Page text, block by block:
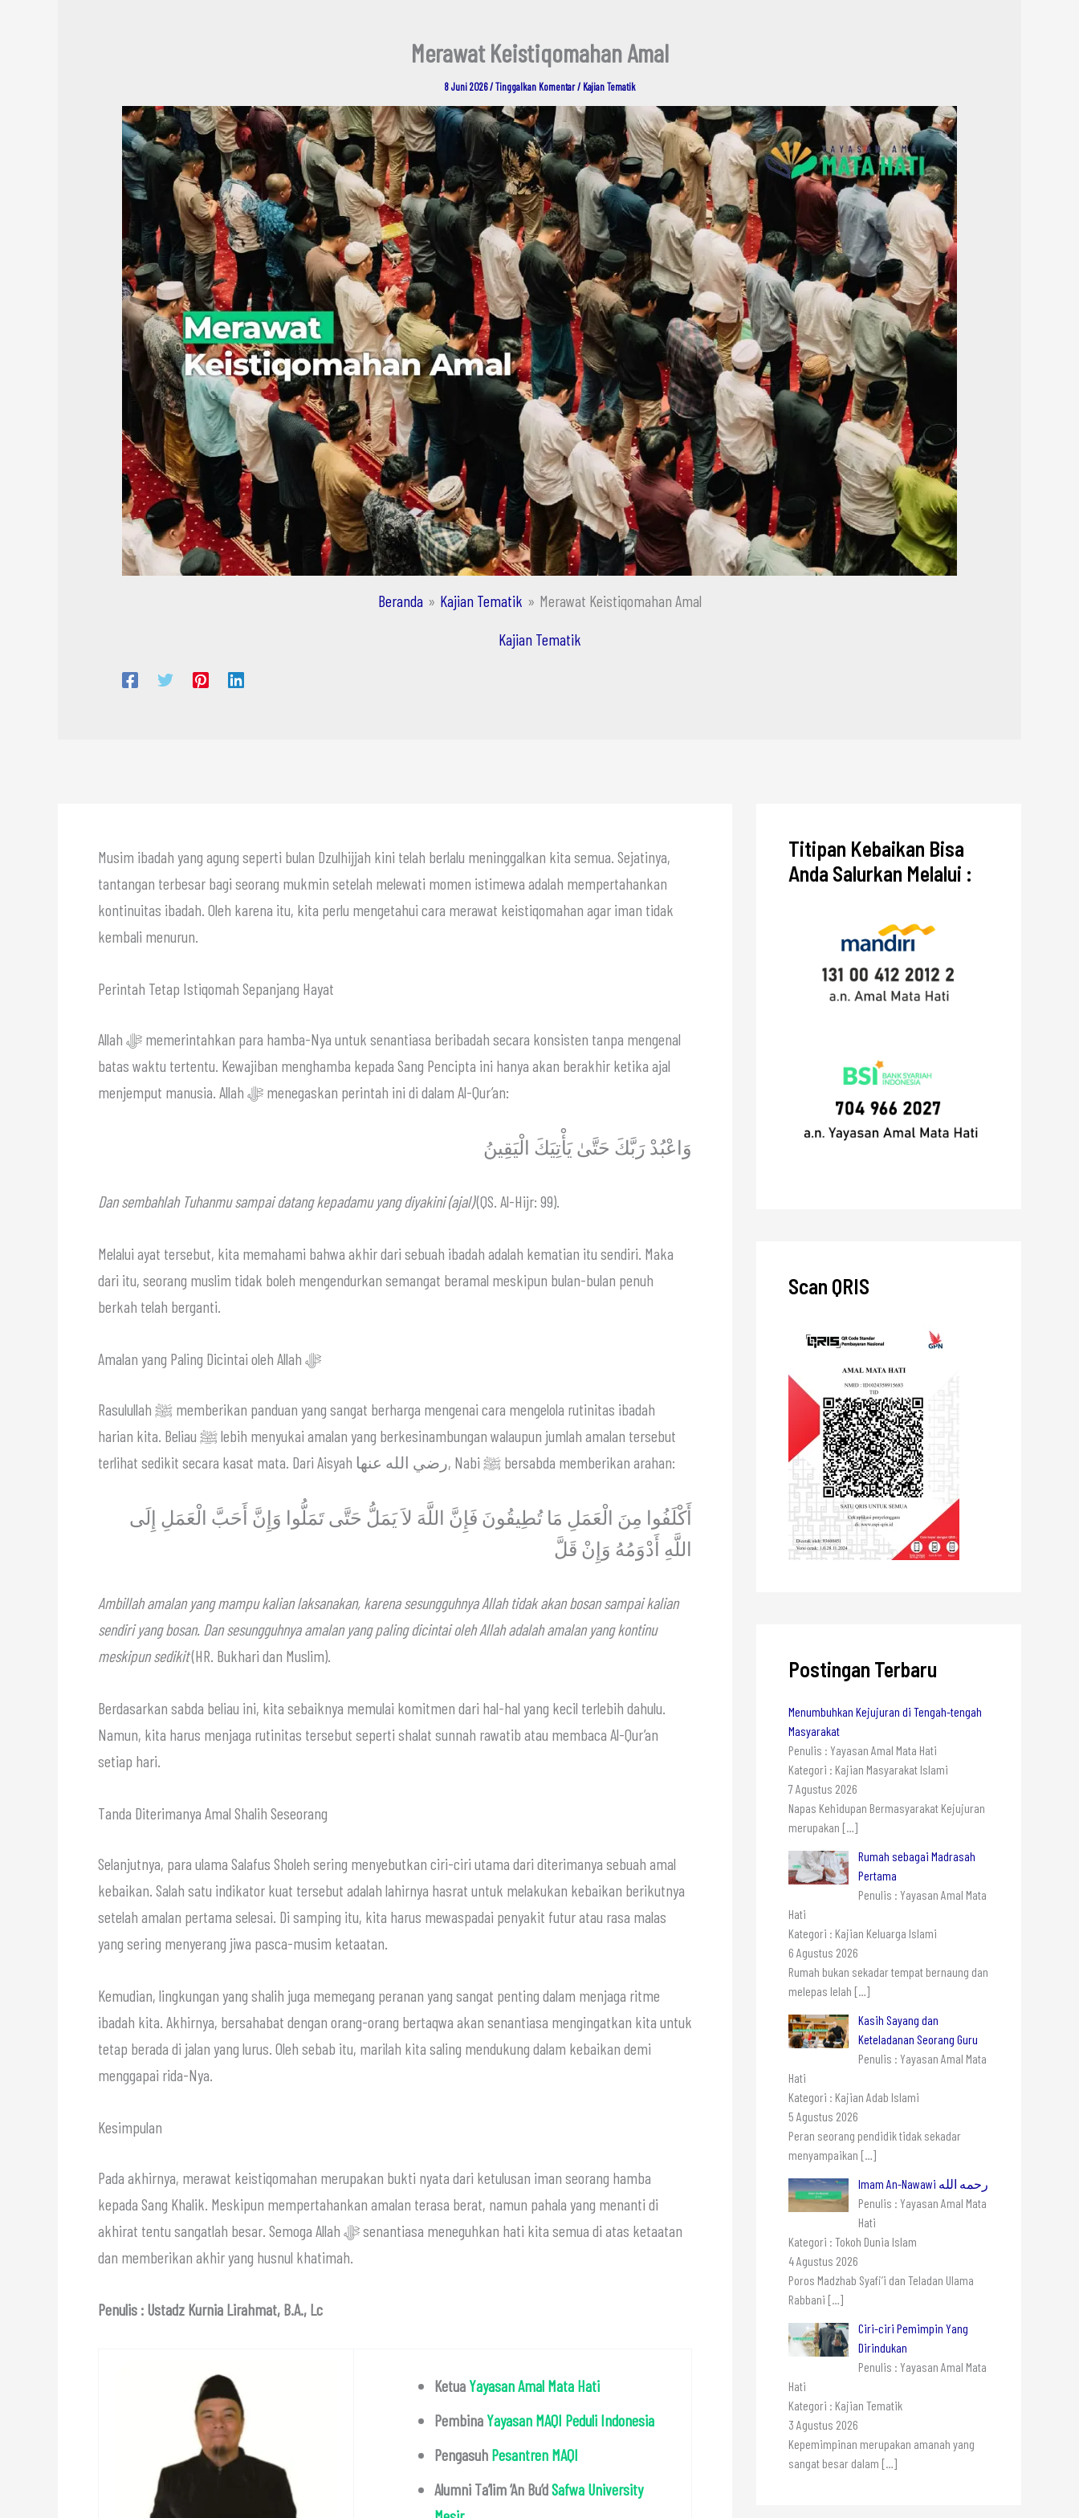
Merawat Keistiqomahan Amal
8 Juni 2026/Tinggalkan Komentar / Kajian Tematik
Beranda Kajian Tematik
Merawat Keistiqomahan Amal
Kajian Tematik
Musim ibadah yang agung seperti bulan Dzulhijjah kini telah berlalu meninggalkan kita semua. Sejatinya,
tantangan terbesar bagi seorang mukmin setelah melewati momen istimewa adalah mempertahankan
kontinuitas ibadah. Oleh karena itu, kita perlu mengetahui cara merawat keistiqomahan agar iman tidak
kembali menurun.
Perintah Tetap Istiqomah Sepanjang Hayat
Allah ﷻ memerintahkan para hamba-Nya untuk senantiasa beribadah secara konsisten tanpa mengenal
batas waktu tertentu. Kewajiban menghamba kepada Sang Pencipta ini hanya akan berakhir ketika ajal
menjemput manusia. Allah ﷻ menegaskan perintah ini di dalam Al-Qur’an:
وَاعْبُدْ رَبَّكَ حَتَّىٰ يَأْتِيَكَ الْيَقِينُ
Dan sembahlah Tuhanmu sampai datang kepadamu yang diyakini (ajal)(QS. Al-Hijr: 99).
Melalui ayat tersebut, kita memahami bahwa akhir dari sebuah ibadah adalah kematian itu sendiri. Maka
dari itu, seorang muslim tidak boleh mengendurkan semangat beramal meskipun bulan-bulan penuh
berkah telah berganti.
Amalan yang Paling Dicintai oleh Allah ﷻ
Rasulullah ﷺ memberikan panduan yang sangat berharga mengenai cara mengelola rutinitas ibadah
harian kita. Beliau ﷺ lebih menyukai amalan yang berkesinambungan walaupun jumlah amalan tersebut
terlihat sedikit secara kasat mata. Dari Aisyah رضي الله عنها, Nabi ﷺ bersabda memberikan arahan:
أَكْلَفُوا مِنَ الْعَمَلِ مَا تُطِيقُونَ فَإِنَّ اللَّهَ لاَ يَمَلُّ حَتَّى تَمَلُّوا وَإِنَّ أَحَبَّ الْعَمَلِ إِلَى
اللَّهِ أَدْوَمُهُ وَإِنْ قَلَّ
Ambillah amalan yang mampu kalian laksanakan, karena sesungguhnya Allah tidak akan bosan sampai kalian
sendiri yang bosan. Dan sesungguhnya amalan yang paling dicintai oleh Allah adalah amalan yang kontinu
meskipun sedikit(HR. Bukhari dan Muslim).
Berdasarkan sabda beliau ini, kita sebaiknya memulai komitmen dari hal-hal yang kecil terlebih dahulu.
Namun, kita harus menjaga rutinitas tersebut seperti shalat sunnah rawatib atau membaca Al-Qur’an
setiap hari.
Tanda Diterimanya Amal Shalih Seseorang
Selanjutnya, para ulama Salafus Sholeh sering menyebutkan ciri-ciri utama dari diterimanya sebuah amal
kebaikan. Salah satu indikator kuat tersebut adalah lahirnya hasrat untuk melakukan kebaikan berikutnya
setelah amalan pertama selesai. Di samping itu, kita harus mewaspadai penyakit futur atau rasa malas
yang sering menyerang jiwa pasca-musim ketaatan.
Kemudian, lingkungan yang shalih juga memegang peranan yang sangat penting dalam menjaga ritme
ibadah kita. Akhirnya, bersahabat dengan orang-orang bertaqwa akan senantiasa mengingatkan kita untuk
tetap berada di jalan yang lurus. Oleh sebab itu, marilah kita saling mendukung dalam kebaikan demi
menggapai rida-Nya.
Kesimpulan
Pada akhirnya, merawat keistiqomahan merupakan bukti nyata dari ketulusan iman seorang hamba
kepada Sang Khalik. Meskipun mempertahankan amalan terasa berat, namun pahala yang menanti di
akhirat tentu sangatlah besar. Semoga Allah ﷻ senantiasa meneguhkan hati kita semua di atas ketaatan
dan memberikan akhir yang husnul khatimah.
Penulis : Ustadz Kurnia Lirahmat, B.A., Lc
Ketua Yayasan Amal Mata Hati
Pembina Yayasan MAQI Peduli Indonesia
Pengasuh Pesantren MAQI
Alumni Ta’lim ‘An Bu’dSafwa University
Titipan Kebaikan Bisa
Anda Salurkan Melalui :
Scan QRIS
Postingan Terbaru
Menumbuhkan Kejujuran di Tengah-tengah
Masyarakat
Penulis : Yayasan Amal Mata Hati
Kategori : Kajian Masyarakat Islami
7 Agustus 2026
Napas Kehidupan Bermasyarakat Kejujuran
merupakan […]
Rumah sebagai Madrasah
Pertama
Penulis : Yayasan Amal Mata
Hati
Kategori : Kajian Keluarga Islami
6 Agustus 2026
Rumah bukan sekadar tempat bernaung dan
melepas lelah […]
Kasih Sayang dan
Keteladanan Seorang Guru
Penulis : Yayasan Amal Mata
Hati
Kategori : Kajian Adab Islami
5 Agustus 2026
Peran seorang pendidik tidak sekadar
menyampaikan […]
Imam An-Nawawi رحمه الله
Penulis : Yayasan Amal Mata
Hati
Kategori : Tokoh Dunia Islam
4 Agustus 2026
Poros Madzhab Syafi’i dan Teladan Ulama
Rabbani […]
Ciri-ciri Pemimpin Yang
Dirindukan
Penulis : Yayasan Amal Mata
Hati
Kategori : Kajian Tematik
3 Agustus 2026
Kepemimpinan merupakan amanah yang
sangat besar dalam […]